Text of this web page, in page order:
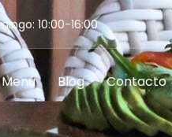
10:00-16:00
Menú Blog Contacto